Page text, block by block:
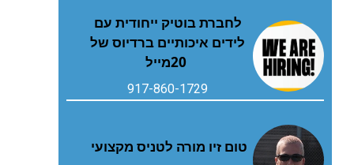
‬20‭ ‬מייל
917-860-1729
טום זיו מורה לטניס מקצועי